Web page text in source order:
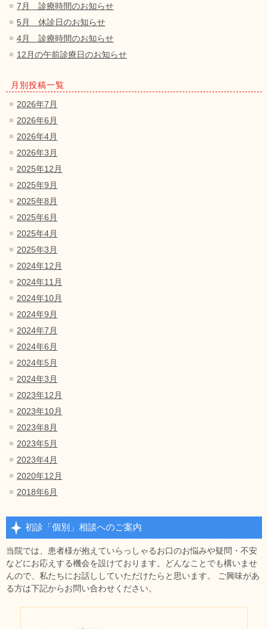
7月 診療時間のお知らせ
5月 休診日のお知らせ
4月 診療時間のお知らせ
12月の午前診療日のお知らせ
月別投稿一覧
2026年7月
2026年6月
2026年4月
2026年3月
2025年12月
2025年9月
2025年8月
2025年6月
2025年4月
2025年3月
2024年12月
2024年11月
2024年10月
2024年9月
2024年7月
2024年6月
2024年5月
2024年3月
2023年12月
2023年10月
2023年8月
2023年5月
2023年4月
2020年12月
2018年6月
初診「個別」相談へのご案内
当院では、患者様が抱えていらっしゃるお口のお悩みや疑問・不安
などにお応えする機会を設けております。どんなことでも構いませ
んので、私たちにお話ししていただけたらと思います。 ご興味があ
る方は下記からお問い合わせください。